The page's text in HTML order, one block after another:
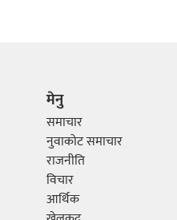
मेनु
समाचार
नुवाकोट समाचार
राजनीति
विचार
आर्थिक